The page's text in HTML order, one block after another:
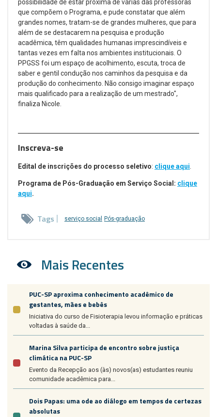
possibilidade de estar próxima de várias das professoras
que compõem o Programa, e pude constatar que além
grandes nomes, tratam-se de grandes mulheres, que para
além de se destacarem na pesquisa e produção
acadêmica, têm qualidades humanas imprescindíveis e
tantas vezes em falta nos ambientes institucionais. O
PPGSS foi um espaço de acolhimento, escuta, troca de
saber e gentil condução nos caminhos da pesquisa e da
produção do conhecimento. Não consigo imaginar espaço
mais qualificado para a realização de um mestrado",
finaliza Nicole.
Inscreva-se
Edital de inscrições do processo seletivo: clique aqui
Programa de Pós-Graduação em Serviço Social: clique
aqui.
Tags serviço social Pós-graduação
Mais Recentes
PUC-SP aproxima conhecimento acadêmico de
gestantes, mães e bebês
Iniciativa do curso de Fisioterapia levou informação e práticas
voltadas à saúde da...
Marina Silva participa de encontro sobre justiça
climática na PUC-SP
Evento da Recepção aos (às) novos(as) estudantes reuniu
comunidade acadêmica para...
Dois Papas: uma ode ao diálogo em tempos de certezas
absolutas